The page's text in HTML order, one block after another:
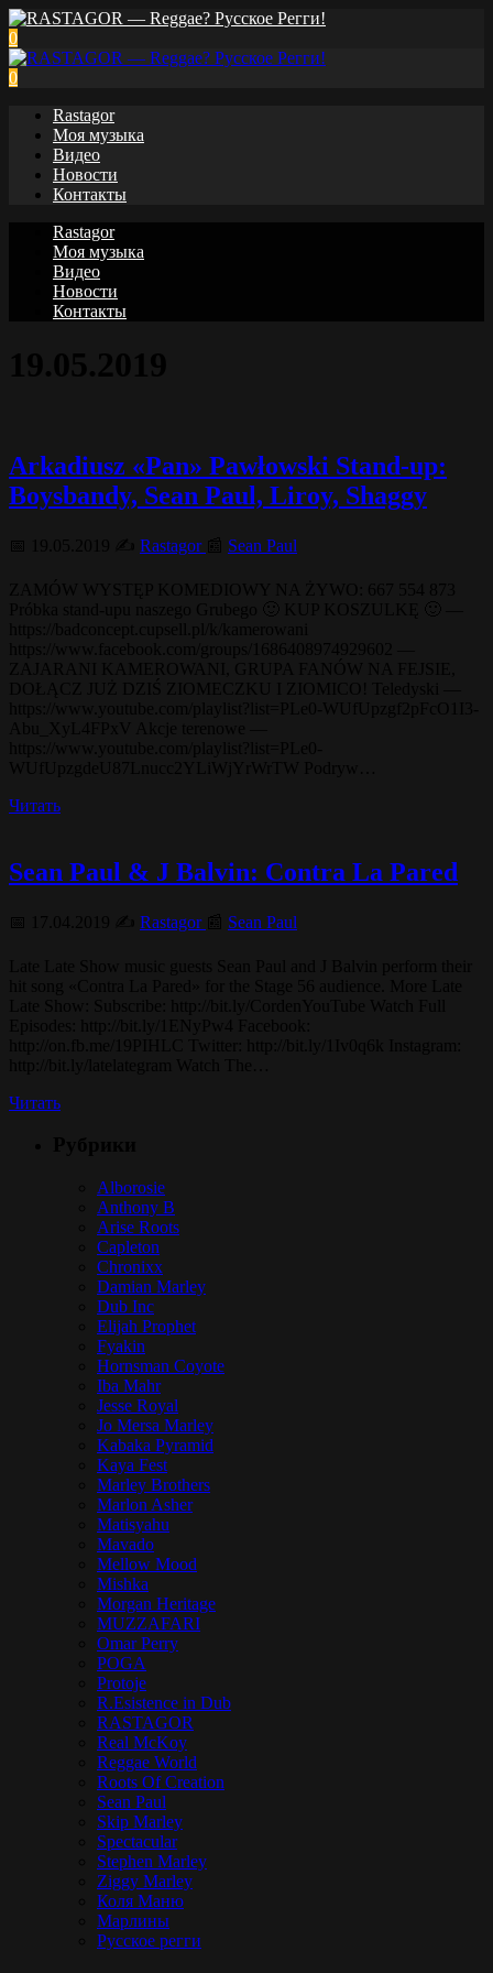
0
0
Rastagor
Моя музыка
Видео
Новости
Контакты
Rastagor
Моя музыка
Видео
Новости
Контакты
Arkadiusz «Pan» Pawłowski Stand-up:
Boysbandy, Sean Paul, Liroy, Shaggy
Rastagor Sean Paul
Читать
Sean Paul & J Balvin: Contra La Pared
Rastagor Sean Paul
Читать
Alborosie
Anthony B
Arise Roots
Capleton
Chronixx
Damian Marley
Dub Inc
Elijah Prophet
Fyakin
Hornsman Coyote
Iba Mahr
Jesse Royal
Jo Mersa Marley
Kabaka Pyramid
Kaya Fest
Marley Brothers
Marlon Asher
Matisyahu
Mavado
Mellow Mood
Mishka
Morgan Heritage
MUZZAFARI
Omar Perry
POGA
Protoje
R.Esistence in Dub
RASTAGOR
Real McKoy
Reggae World
Roots Of Creation
Sean Paul
Skip Marley
Spectacular
Stephen Marley
Ziggy Marley
Коля Маню
Марлины
Русское регги